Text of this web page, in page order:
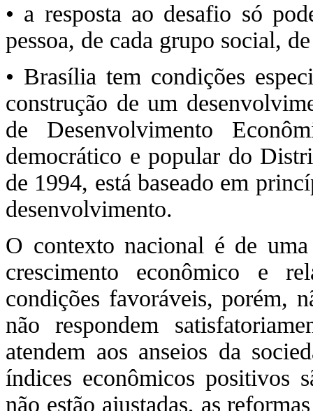
• a resposta ao desafio só
pessoa, de cada grupo social,
• Brasília tem condições
construção de um
de Desenvolvimento
democrático e popular do
de 1994, está baseado em
desenvolvimento.
O contexto nacional é de
crescimento econômico e
condições favoráveis, porém,
não respondem
atendem aos anseios da
índices econômicos positivos
não estão ajustadas, as